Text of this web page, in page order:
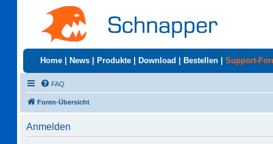
Home News Produkte Download Bestellen Support-
FAQ
Foren-Übersicht
Anmelden